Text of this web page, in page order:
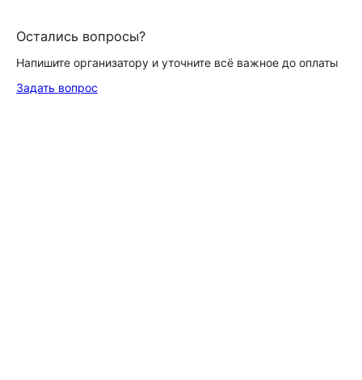
Остались вопросы?
Напишите организатору и уточните всё важное до оплаты
Задать вопрос